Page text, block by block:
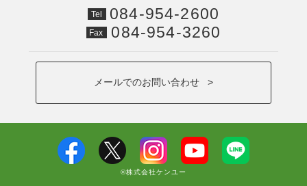
Tel 084-954-2600
Fax 084-954-3260
メールでのお問い合わせ >
©株式会社ケンユー